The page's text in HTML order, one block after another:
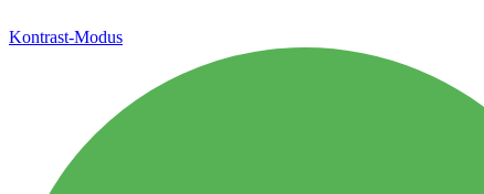
Kontrast-Modus